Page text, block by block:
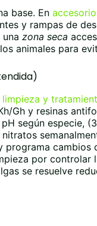
base. En
y rampas de
unazona seca
animales para
limpieza y
Gh y resinas
según especie,
cambios
por
se resuelve